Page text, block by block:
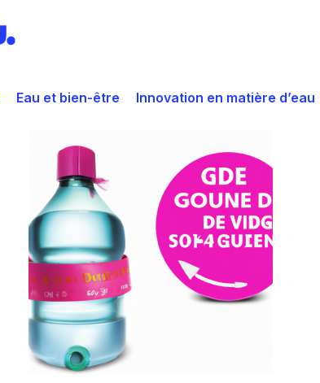
Eau et bien-être Innovation en matière d’eau